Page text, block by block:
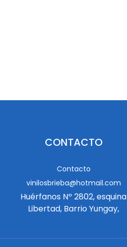
CONTACTO
Contacto
vinilosbrieba@hotmail.com
Huérfanos Nº 2802, esquina
Libertad, Barrio Yungay,